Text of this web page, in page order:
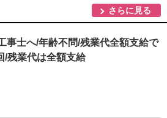
さらに見る
事士へ/年齢不問/残業代全額支給で
/残業代は全額支給